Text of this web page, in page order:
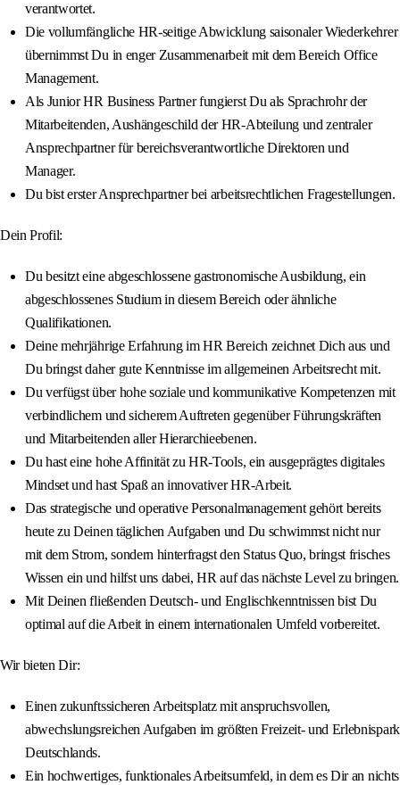
verantwortet.
Die vollumfängliche HR-seitige Abwicklung saisonaler Wiederkehrer
übernimmst Du in enger Zusammenarbeit mit dem Bereich Office
Management.
Als Junior HR Business Partner fungierst Du als Sprachrohr der
Mitarbeitenden, Aushängeschild der HR-Abteilung und zentraler
Ansprechpartner für bereichsverantwortliche Direktoren und
Manager.
Du bist erster Ansprechpartner bei arbeitsrechtlichen Fragestellungen.
Dein Profil:
Du besitzt eine abgeschlossene gastronomische Ausbildung, ein
abgeschlossenes Studium in diesem Bereich oder ähnliche
Qualifikationen.
Deine mehrjährige Erfahrung im HR Bereich zeichnet Dich aus und
Du bringst daher gute Kenntnisse im allgemeinen Arbeitsrecht mit.
Du verfügst über hohe soziale und kommunikative Kompetenzen mit
verbindlichem und sicherem Auftreten gegenüber Führungskräften
und Mitarbeitenden aller Hierarchieebenen.
Du hast eine hohe Affinität zu HR-Tools, ein ausgeprägtes digitales
Mindset und hast Spaß an innovativer HR-Arbeit.
Das strategische und operative Personalmanagement gehört bereits
heute zu Deinen täglichen Aufgaben und Du schwimmst nicht nur
mit dem Strom, sondern hinterfragst den Status Quo, bringst frisches
Wissen ein und hilfst uns dabei, HR auf das nächste Level zu bringen.
Mit Deinen fließenden Deutsch- und Englischkenntnissen bist Du
optimal auf die Arbeit in einem internationalen Umfeld vorbereitet.
Wir bieten Dir:
Einen zukunftssicheren Arbeitsplatz mit anspruchsvollen,
abwechslungsreichen Aufgaben im größten Freizeit- und Erlebnispark
Deutschlands.
Ein hochwertiges, funktionales Arbeitsumfeld, in dem es Dir an nichts